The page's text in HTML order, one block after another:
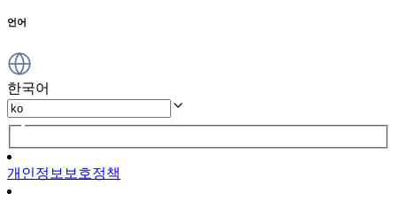
언어
한국어
개인정보보호정책